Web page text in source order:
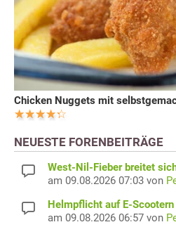
Chicken Nuggets mit
NEUESTE FORENBEITRÄGE
West-Nil-Fieber breitet
am 09.08.2026 07:03 von
Helmpflicht auf E-
am 09.08.2026 06:57 von